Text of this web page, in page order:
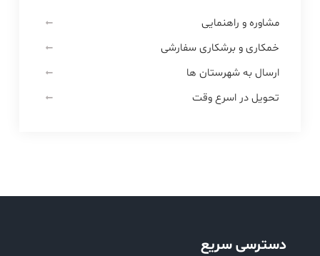
مشاوره و راهنمایی
خمکاری و برشکاری سفارشی
ارسال به شهرستان ها
تحویل در اسرع وقت
دسترسی سریع